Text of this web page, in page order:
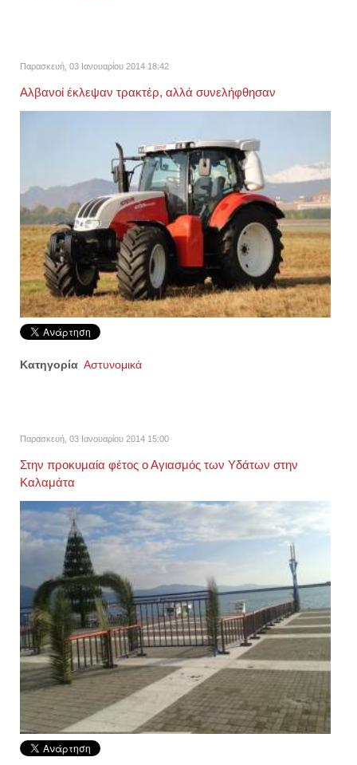
Παρασκευή, 03 Ιανουαρίου 2014 18:42
Αλβανοί έκλεψαν τρακτέρ, αλλά συνελήφθησαν
Κατηγορία Αστυνομικά
Παρασκευή, 03 Ιανουαρίου 2014 15:00
Στην προκυμαία φέτος ο Αγιασμός των Υδάτων στην
Καλαμάτα